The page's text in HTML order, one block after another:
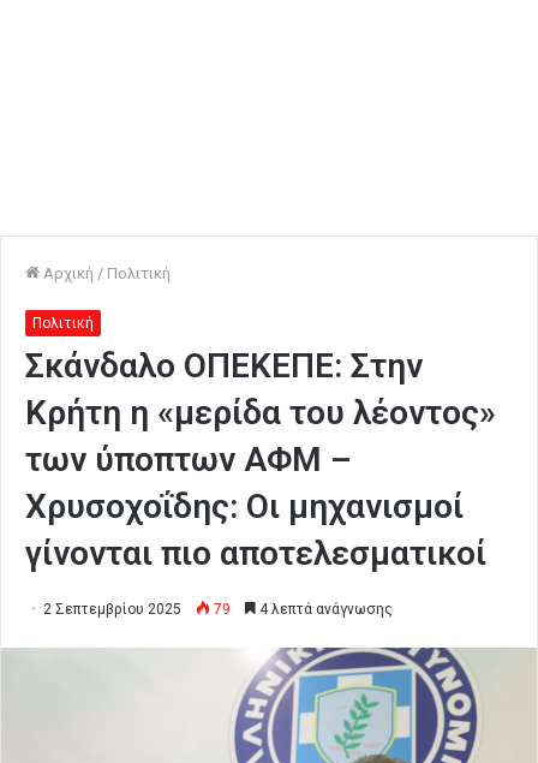
Αρχική / Πολιτική
Πολιτική
Σκάνδαλο ΟΠΕΚΕΠΕ: Στην
Κρήτη η «μερίδα του λέοντος»
των ύποπτων ΑΦΜ –
Χρυσοχοΐδης: Οι μηχανισμοί
γίνονται πιο αποτελεσματικοί
2 Σεπτεμβρίου 2025 79 4 λεπτά ανάγνωσης